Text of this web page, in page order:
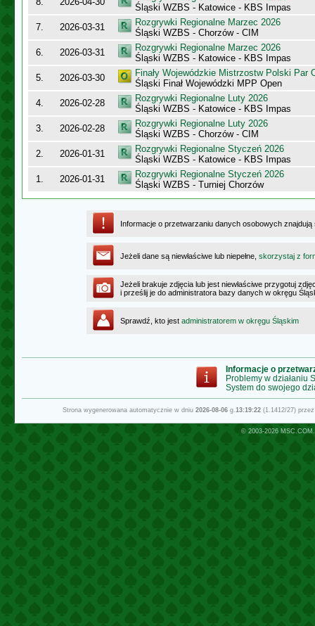
Śląski WZBS - Katowice - KBS Impas
7.
2026-03-31
Rozgrywki Regionalne Marzec 2026
Śląski WZBS - Chorzów - CIM
6.
2026-03-31
Rozgrywki Regionalne Marzec 2026
Śląski WZBS - Katowice - KBS Impas
5.
2026-03-30
Finały Wojewódzkie Mistrzostw Polski Par
Śląski Finał Wojewódzki MPP Open
4.
2026-02-28
Rozgrywki Regionalne Luty 2026
Śląski WZBS - Katowice - KBS Impas
3.
2026-02-28
Rozgrywki Regionalne Luty 2026
Śląski WZBS - Chorzów - CIM
2.
2026-01-31
Rozgrywki Regionalne Styczeń 2026
Śląski WZBS - Katowice - KBS Impas
1.
2026-01-31
Rozgrywki Regionalne Styczeń 2026
Śląski WZBS - Turniej Chorzów
Informacje o przetwarzaniu danych osobowych
Jeżeli dane są niewłaściwe lub niepełne, skorzystaj z
Jeżeli brakuje zdjęcia lub jest niewłaściwe przygotuj
i prześlij je do administratora bazy danych w okręgu
Sprawdź, kto jest administratorem w okręgu Śląskim
Informacje o
Problemy w działaniu
System do swojego
Strona wygenerowana automatycznie w dniu 2026-08-06g.13:19:22(1.1412/27)
© 2003-2026